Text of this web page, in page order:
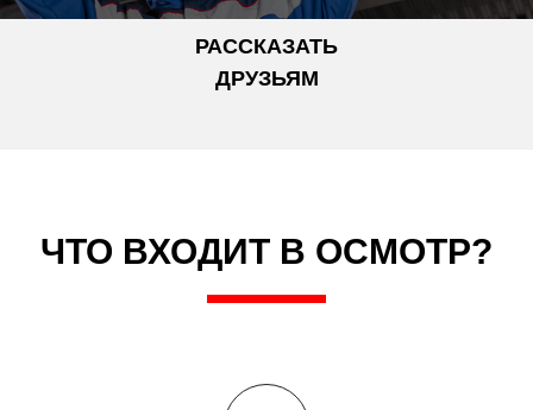
РАССКАЗАТЬ
ДРУЗЬЯМ
ЧТО ВХОДИТ В ОСМОТР?